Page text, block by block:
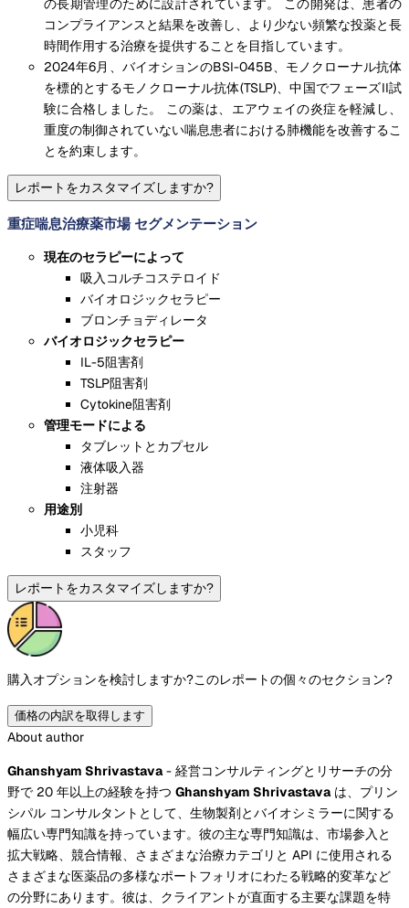
の長期管理のために設計されています。 この開発は、患者の
コンプライアンスと結果を改善し、より少ない頻繁な投薬と長
時間作用する治療を提供することを目指しています。
2024年6月、バイオションのBSI-045B、モノクローナル抗体
を標的とするモノクローナル抗体(TSLP)、中国でフェーズII試
験に合格しました。 この薬は、エアウェイの炎症を軽減し、
重度の制御されていない喘息患者における肺機能を改善するこ
とを約束します。
レポートをカスタマイズしますか?
重症喘息治療薬市場 セグメンテーション
現在のセラピーによって
吸入コルチコステロイド
バイオロジックセラピー
ブロンチョディレータ
バイオロジックセラピー
IL-5阻害剤
TSLP阻害剤
Cytokine阻害剤
管理モードによる
タブレットとカプセル
液体吸入器
注射器
用途別
小児科
スタッフ
レポートをカスタマイズしますか?
購入オプションを検討しますか?このレポートの個々のセクション?
価格の内訳を取得します
About author
Ghanshyam Shrivastava- 経営コンサルティングとリサーチの分
野で 20 年以上の経験を持つ Ghanshyam Shrivastavaは、プリン
シパル コンサルタントとして、生物製剤とバイオシミラーに関する
幅広い専門知識を持っています。彼の主な専門知識は、市場参入と
拡大戦略、競合情報、さまざまな治療カテゴリと API に使用される
さまざまな医薬品の多様なポートフォリオにわたる戦略的変革など
の分野にあります。彼は、クライアントが直面する主要な課題を特